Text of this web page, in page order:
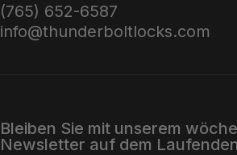
(765) 652-6587
info@thunderboltlocks.com
Bleiben Sie mit unserem
Newsletter auf dem Laufenden